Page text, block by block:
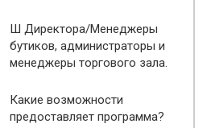
Ш Директора/Менеджеры
бутиков, администраторы и
менеджеры торгового зала.
Какие возможности
предоставляет программа?